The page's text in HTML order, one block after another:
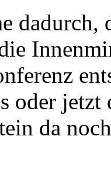
dadurch,
oder
da